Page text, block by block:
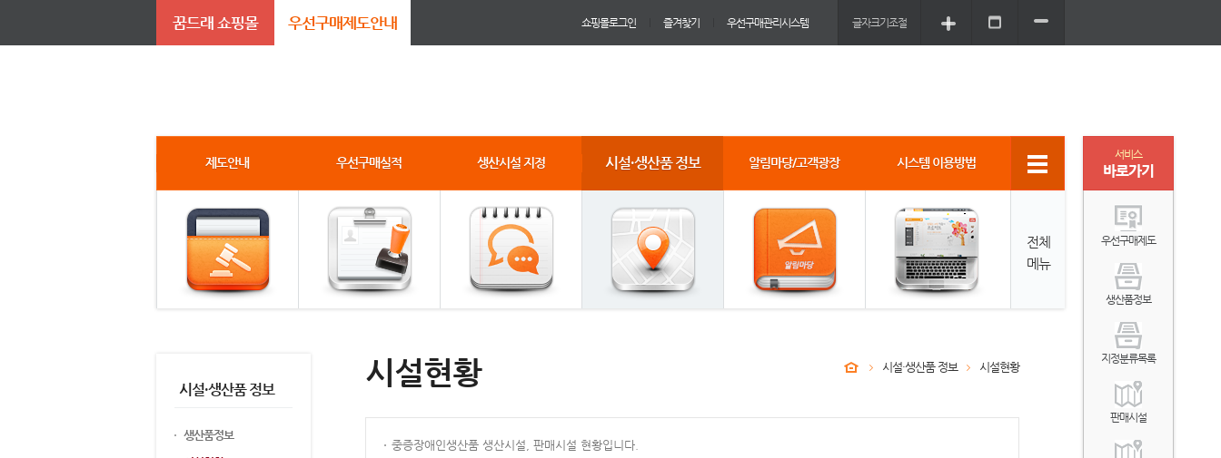
꿈드래 쇼핑몰 우선구매제도안내 쇼핑몰로그인 즐겨찾기 우선구매관리시스템 글자크기조절
제도안내 우선구매실적 생산시설 지정 시설·생산품 정보 알림마당/고객광장 시스템 이용방법
전체
메뉴
시설·생산품 정보
생산품정보
시설현황 시설·생산품 정보 시설현황
중증장애인생산품 생산시설, 판매시설 현황입니다.
서비스
바로가기
우선구매제도
생산품정보
지정분류목록
판매시설